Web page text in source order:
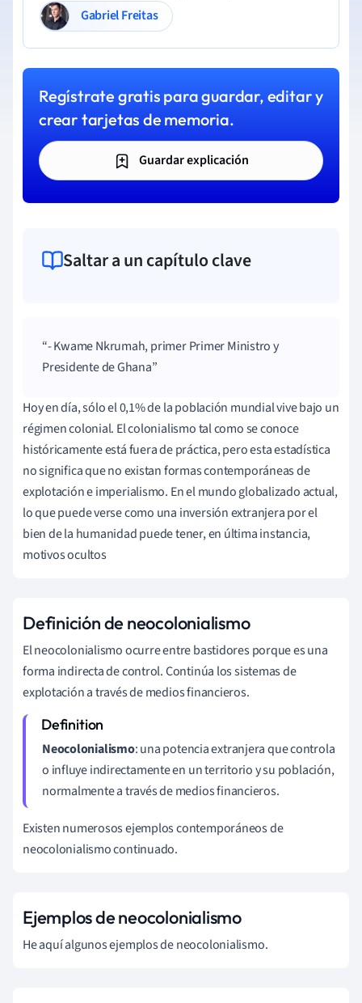
Gabriel Freitas
Regístrate gratis para guardar, editar y
crear tarjetas de memoria.
Guardar explicación
Saltar a un capítulo clave
- Kwame Nkrumah, primer Primer Ministro y
Presidente de Ghana
Hoy en día, sólo el 0,1% de la población mundial vive bajo un
régimen colonial. El colonialismo tal como se conoce
históricamente está fuera de práctica, pero esta estadística
no significa que no existan formas contemporáneas de
explotación e imperialismo. En el mundo globalizado actual,
lo que puede verse como una inversión extranjera por el
bien de la humanidad puede tener, en última instancia,
motivos ocultos
Definición de neocolonialismo
El neocolonialismo ocurre entre bastidores porque es una
forma indirecta de control. Continúa los sistemas de
explotación a través de medios financieros.
Neocolonialismo: una potencia extranjera que controla
o influye indirectamente en un territorio y su población,
normalmente a través de medios financieros.
Existen numerosos ejemplos contemporáneos de
neocolonialismo continuado.
Ejemplos de neocolonialismo
He aquí algunos ejemplos de neocolonialismo.